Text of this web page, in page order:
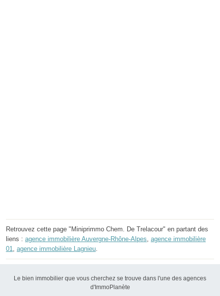
Retrouvez cette page "Miniprimmo Chem. De Trelacour" en partant des
liens : agence immobilière Auvergne-Rhône-Alpes, agence immobilière
01, agence immobilière Lagnieu.
Le bien immobilier que vous cherchez se trouve dans l'une des agences
d'ImmoPlanète